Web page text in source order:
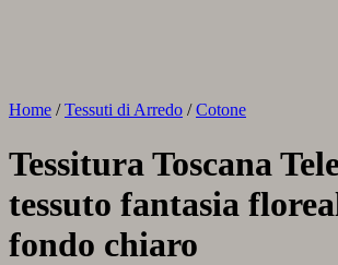
Home / Tessuti di Arredo / Cotone
Tessitura Toscana
tessuto fantasia
fondo chiaro